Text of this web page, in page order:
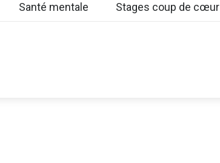
Santé mentale Stages coup de cœur